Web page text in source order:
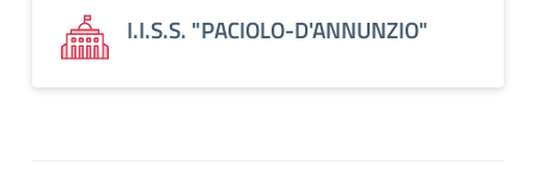
I.I.S.S. "PACIOLO-D'ANNUNZIO"